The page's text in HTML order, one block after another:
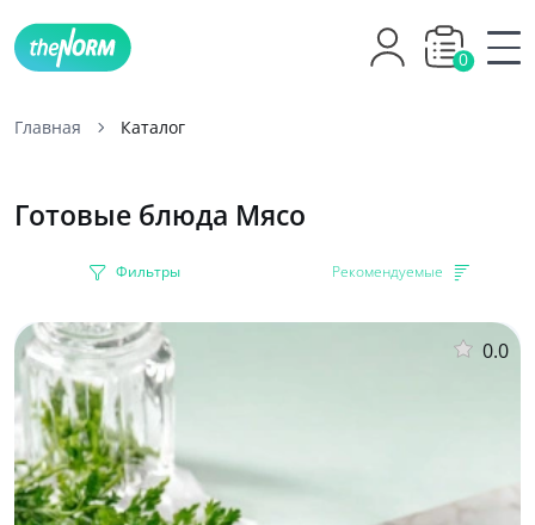
0
Главная Каталог
Готовые блюда Мясо
Фильтры Рекомендуемые
0.0